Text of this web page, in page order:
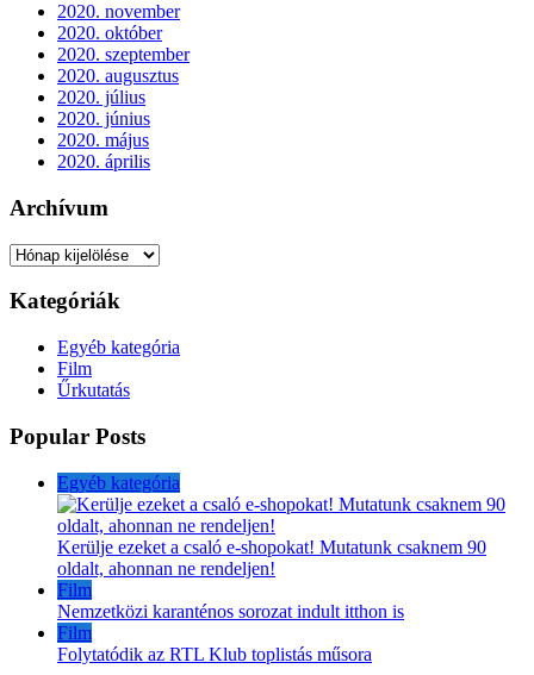
2020. november
2020. október
2020. szeptember
2020. augusztus
2020. július
2020. június
2020. május
2020. április
Archívum
Archívum
Kategóriák
Egyéb kategória
Film
Űrkutatás
Popular Posts
Egyéb kategória
Kerülje ezeket a csaló e-shopokat! Mutatunk csaknem 90
oldalt, ahonnan ne rendeljen!
Film
Nemzetközi karanténos sorozat indult itthon is
Film
Folytatódik az RTL Klub toplistás műsora